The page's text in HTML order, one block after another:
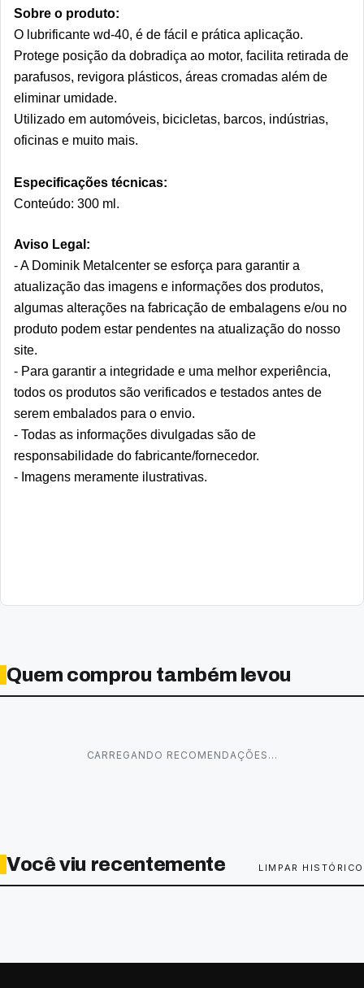
Sobre o produto:
O lubrificante wd-40, é de fácil e prática aplicação.
Protege posição da dobradiça ao motor, facilita retirada de
parafusos, revigora plásticos, áreas cromadas além de
eliminar umidade.
Utilizado em automóveis, bicicletas, barcos, indústrias,
oficinas e muito mais.
Especificações técnicas:
Conteúdo: 300 ml.
Aviso Legal:
- A Dominik Metalcenter se esforça para garantir a
atualização das imagens e informações dos produtos,
algumas alterações na fabricação de embalagens e/ou no
produto podem estar pendentes na atualização do nosso
site.
- Para garantir a integridade e uma melhor experiência,
todos os produtos são verificados e testados antes de
serem embalados para o envio.
- Todas as informações divulgadas são de
responsabilidade do fabricante/fornecedor.
- Imagens meramente ilustrativas.
Quem comprou também levou
CARREGANDO RECOMENDAÇÕES…
Você viu recentemente LIMPAR HISTÓRICO